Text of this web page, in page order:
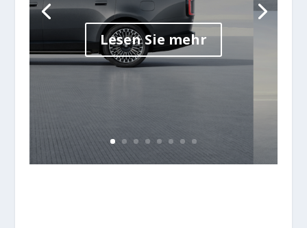
Lesen Sie mehr